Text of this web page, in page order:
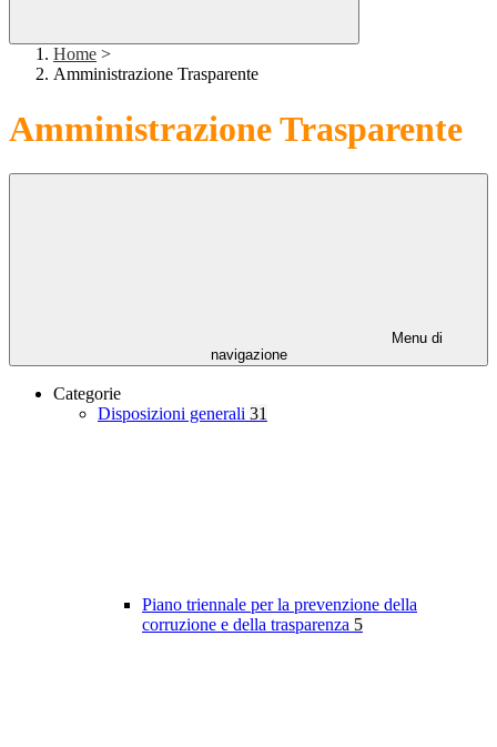
Home >
Amministrazione Trasparente
Amministrazione Trasparente
Menu di
navigazione
Categorie
Disposizioni generali 31
Piano triennale per la prevenzione della
corruzione e della trasparenza 5